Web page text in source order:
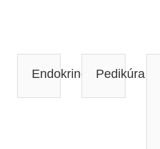
EndokrinologPedikúra